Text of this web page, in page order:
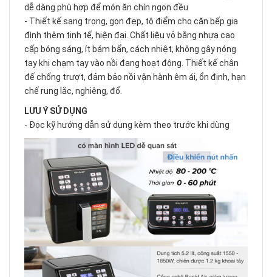
dễ dàng phù hợp để món ăn chín ngon đều
- Thiết kế sang trọng, gọn đẹp, tô điểm cho căn bếp gia
đình thêm tinh tế, hiện đại. Chất liệu vỏ bằng nhựa cao
cấp bóng sáng, ít bám bẩn, cách nhiệt, không gây nóng
tay khi chạm tay vào nồi đang hoạt động. Thiết kế chân
đế chống trượt, đảm bảo nồi vận hành êm ái, ổn định, hạn
chế rung lắc, nghiêng, đổ.
LƯU Ý SỬ DỤNG
- Đọc kỹ hướng dẫn sử dụng kèm theo trước khi dùng